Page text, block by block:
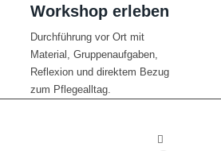
Workshop erleben
Durchführung vor Ort mit
Material, Gruppenaufgaben,
Reflexion und direktem Bezug
zum Pflegealltag.